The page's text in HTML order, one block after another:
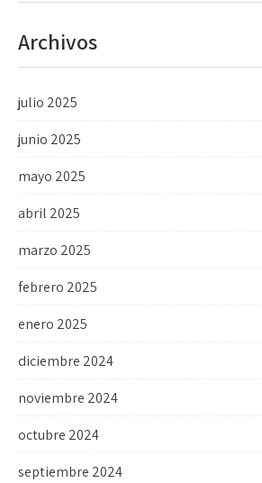
Archivos
julio 2025
junio 2025
mayo 2025
abril 2025
marzo 2025
febrero 2025
enero 2025
diciembre 2024
noviembre 2024
octubre 2024
septiembre 2024